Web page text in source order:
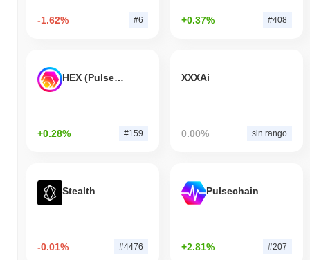
-1.62% #6 +0.37% #408
HEX (Pulsechain)
+0.28% #159
XXXAi
0.00% sin rango
Stealth
-0.01% #4476
Pulsechain
+2.81% #207